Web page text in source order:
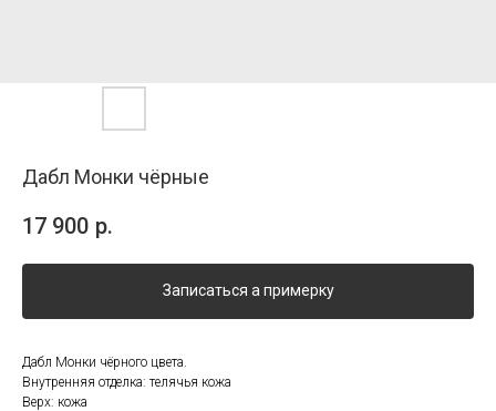
Дабл Монки чёрные
17 900 р.
Записаться а примерку
Дабл Монки чёрного цвета.
Внутренняя отделка: телячья кожа
Верх: кожа